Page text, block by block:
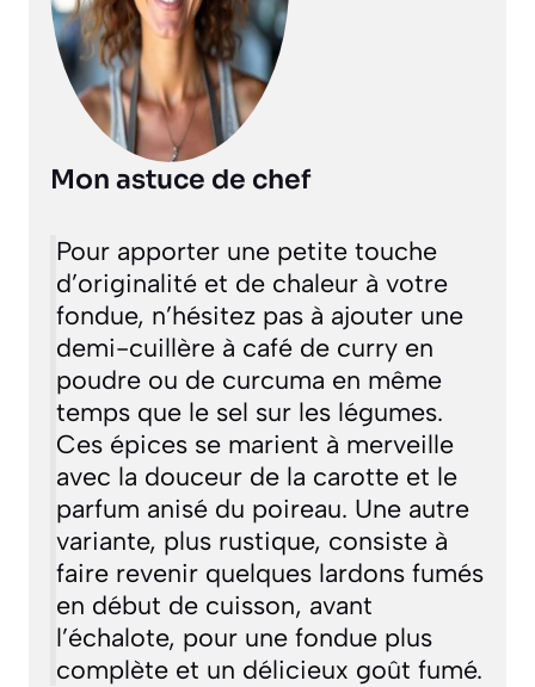
Mon astuce de chef
Pour apporter une petite touche
d’originalité et de chaleur à votre
fondue, n’hésitez pas à ajouter une
demi-cuillère à café de curry en
poudre ou de curcuma en même
temps que le sel sur les légumes.
Ces épices se marient à merveille
avec la douceur de la carotte et le
parfum anisé du poireau. Une autre
variante, plus rustique, consiste à
faire revenir quelques lardons fumés
en début de cuisson, avant
l’échalote, pour une fondue plus
complète et un délicieux goût fumé.